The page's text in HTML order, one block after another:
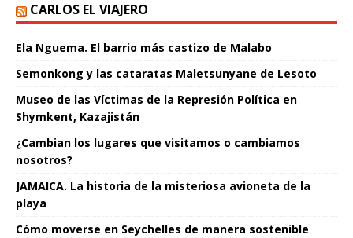
CARLOS EL VIAJERO
Ela Nguema. El barrio más castizo de Malabo
Semonkong y las cataratas Maletsunyane de Lesoto
Museo de las Víctimas de la Represión Política en
Shymkent, Kazajistán
¿Cambian los lugares que visitamos o cambiamos
nosotros?
JAMAICA. La historia de la misteriosa avioneta de la
playa
Cómo moverse en Seychelles de manera sostenible